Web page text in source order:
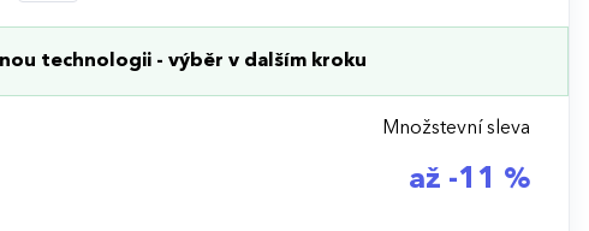
technologii - výběr v dalším kroku
Množstevní sleva
až -11 %